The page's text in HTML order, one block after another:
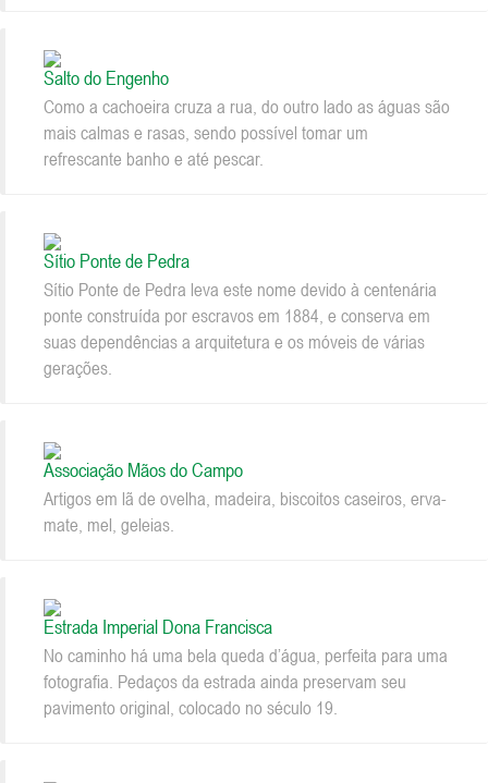
Salto do Engenho
Como a cachoeira cruza a rua, do outro lado as águas são
mais calmas e rasas, sendo possível tomar um
refrescante banho e até pescar.
Sítio Ponte de Pedra
Sítio Ponte de Pedra leva este nome devido à centenária
ponte construída por escravos em 1884, e conserva em
suas dependências a arquitetura e os móveis de várias
gerações.
Associação Mãos do Campo
Artigos em lã de ovelha, madeira, biscoitos caseiros, erva-
mate, mel, geleias.
Estrada Imperial Dona Francisca
No caminho há uma bela queda d’água, perfeita para uma
fotografia. Pedaços da estrada ainda preservam seu
pavimento original, colocado no século 19.